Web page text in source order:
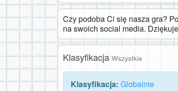
Czy podoba Ci się nasza gra?
na swoich social media.
Klasyfikacja Wszystkie
Klasyfikacja: Globalnie